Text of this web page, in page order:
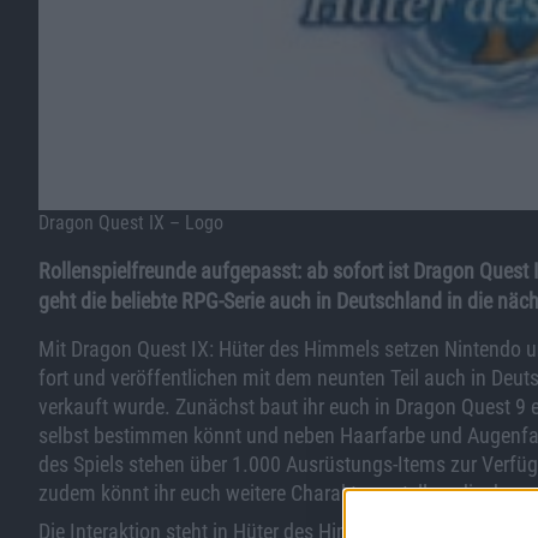
Dragon Quest IX – Logo
Rollenspielfreunde aufgepasst: ab sofort ist Dragon
geht die beliebte RPG-Serie auch in Deutschland in die
Mit Dragon Quest IX: Hüter des Himmels setzen Nintendo
fort und veröffentlichen mit dem neunten Teil auch in
verkauft wurde. Zunächst baut ihr euch in Dragon Quest 9
selbst bestimmen könnt und neben Haarfarbe und
des Spiels stehen über 1.000 Ausrüstungs-Items zur
zudem könnt ihr euch weitere Charakter erstellen, die
Die Interaktion steht in Hüter des Himmels stets im